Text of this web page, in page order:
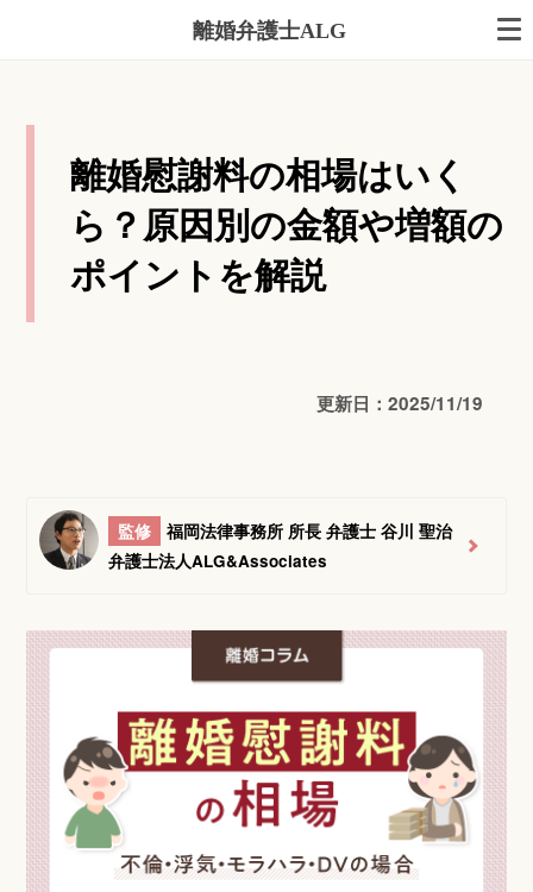
離婚弁護士ALG
離婚慰謝料の相場はいく
ら？原因別の金額や増額の
ポイントを解説
更新日：2025/11/19
監修
福岡法律事務所 所長 弁護士 谷川 聖治
弁護士法人ALG&Associates